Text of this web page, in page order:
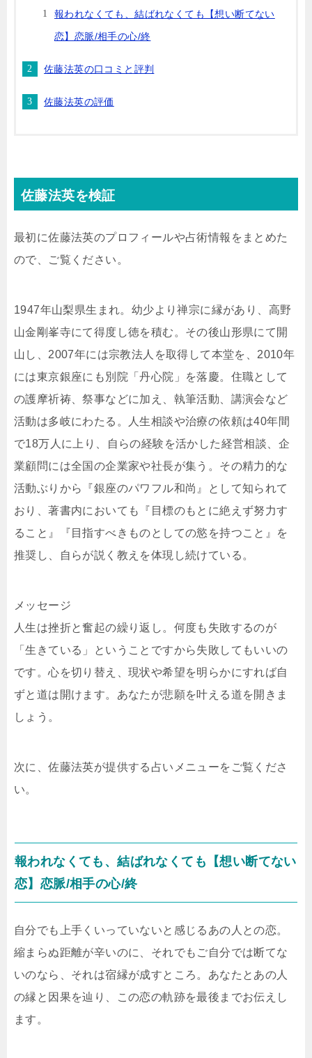
報われなくても、結ばれなくても【想い断てない
恋】恋脈/相手の心/終
佐藤法英の口コミと評判
佐藤法英の評価
佐藤法英を検証
最初に佐藤法英のプロフィールや占術情報をまとめた
ので、ご覧ください。
1947年山梨県生まれ。幼少より禅宗に縁があり、高野
山金剛峯寺にて得度し徳を積む。その後山形県にて開
山し、2007年には宗教法人を取得して本堂を、2010年
には東京銀座にも別院「丹心院」を落慶。住職として
の護摩祈祷、祭事などに加え、執筆活動、講演会など
活動は多岐にわたる。人生相談や治療の依頼は40年間
で18万人に上り、自らの経験を活かした経営相談、企
業顧問には全国の企業家や社長が集う。その精力的な
活動ぶりから『銀座のパワフル和尚』として知られて
おり、著書内においても『目標のもとに絶えず努力す
ること』『目指すべきものとしての慾を持つこと』を
推奨し、自らが説く教えを体現し続けている。
メッセージ
人生は挫折と奮起の繰り返し。何度も失敗するのが
「生きている」ということですから失敗してもいいの
です。心を切り替え、現状や希望を明らかにすれば自
ずと道は開けます。あなたが悲願を叶える道を開きま
しょう。
次に、佐藤法英が提供する占いメニューをご覧くださ
い。
報われなくても、結ばれなくても【想い断てない
恋】恋脈/相手の心/終
自分でも上手くいっていないと感じるあの人との恋。
縮まらぬ距離が辛いのに、それでもご自分では断てな
いのなら、それは宿縁が成すところ。あなたとあの人
の縁と因果を辿り、この恋の軌跡を最後までお伝えし
ます。